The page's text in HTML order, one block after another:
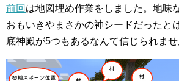
前回 は地図埋め作業をしました。地味
おもいきやまさかの神シードだったと
底神殿が5つもあるなんて信じられませ